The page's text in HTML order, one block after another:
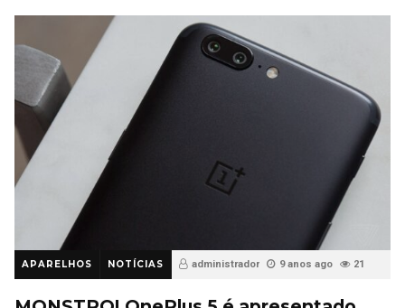
APARELHOS NOTÍCIAS administrador 9 anos ago 21